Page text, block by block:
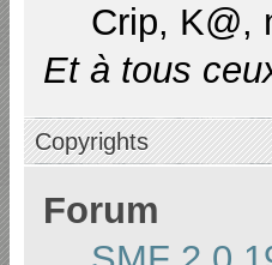
Crip, K@,
Et à tous
Copyrights
Forum